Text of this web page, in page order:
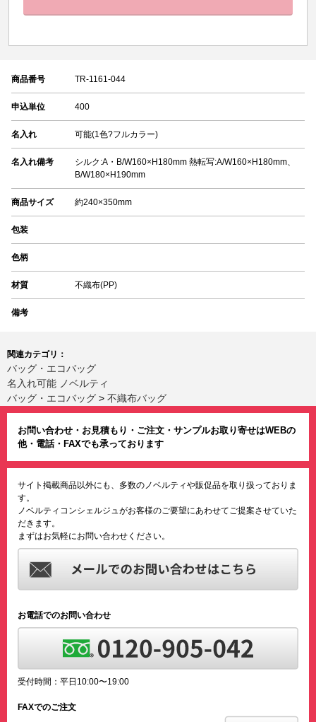
商品番号 TR-1161-044
申込単位 400
名入れ 可能(1色?フルカラー)
名入れ備考
シルク:A・B/W160×H180mm 熱転写:A/W160×H180mm、
B/W180×H190mm
商品サイズ 約240×350mm
包装
色柄
材質 不織布(PP)
備考
関連カテゴリ：
バッグ・エコバッグ
名入れ可能 ノベルティ
バッグ・エコバッグ > 不織布バッグ
お問い合わせ・お見積もり・ご注文・サンプルお取り寄せはWEBの
他・電話・FAXでも承っております
サイト掲載商品以外にも、多数のノベルティや販促品を取り扱っておりま
す。
ノベルティコンシェルジュがお客様のご要望にあわせてご提案させていた
だきます。
まずはお気軽にお問い合わせください。
お電話でのお問い合わせ
受付時間：平日10:00〜19:00
FAXでのご注文